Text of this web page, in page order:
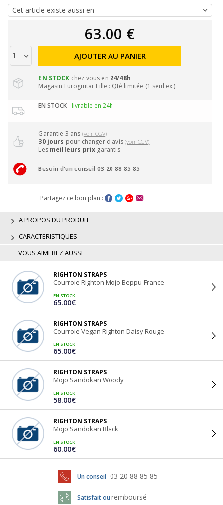
63.00 €
AJOUTER AU PANIER
EN STOCK chez vous en 24/48h
Magasin Euroguitar Lille : Qté limitée (1 seul ex.)
EN STOCK- livrable en 24h
Garantie 3 ans (voir CGV)
30 jours pour changer d'avis(voir CGV)
Les meilleurs prix garantis
Besoin d'un conseil 03 20 88 85 85
Partagez ce bon plan :
A PROPOS DU PRODUIT
CARACTERISTIQUES
VOUS AIMEREZ AUSSI
RIGHTON STRAPS
Courroie Righton Mojo Beppu-France
EN STOCK
65.00€
RIGHTON STRAPS
Courroie Vegan Righton Daisy Rouge
EN STOCK
65.00€
RIGHTON STRAPS
Mojo Sandokan Woody
EN STOCK
58.00€
RIGHTON STRAPS
Mojo Sandokan Black
EN STOCK
60.00€
Un conseil 03 20 88 85 85
Satisfait ou remboursé